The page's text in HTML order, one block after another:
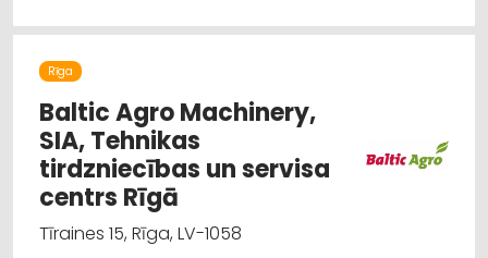
Rīga
Baltic Agro Machinery,
SIA, Tehnikas
tirdzniecības un servisa
centrs Rīgā
Tīraines 15, Rīga, LV-1058